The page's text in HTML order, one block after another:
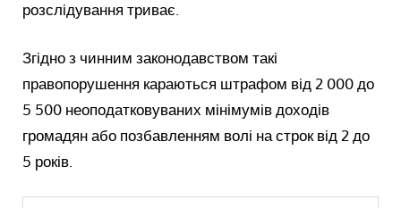
розслідування триває.
Згідно з чинним законодавством такі
правопорушення караються штрафом від 2 000 до
5 500 неоподатковуваних мінімумів доходів
громадян або позбавленням волі на строк від 2 до
5 років.